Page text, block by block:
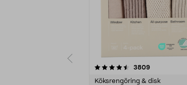
3809recensioner
Köksrengöring & disk
4.0av 5 stjärnor